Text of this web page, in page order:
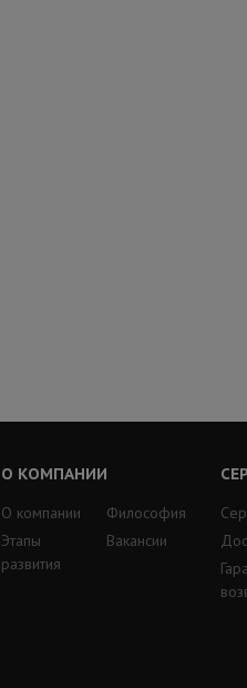
О КОМПАНИИ
О компании
Этапы
развития
Философия
Вакансии